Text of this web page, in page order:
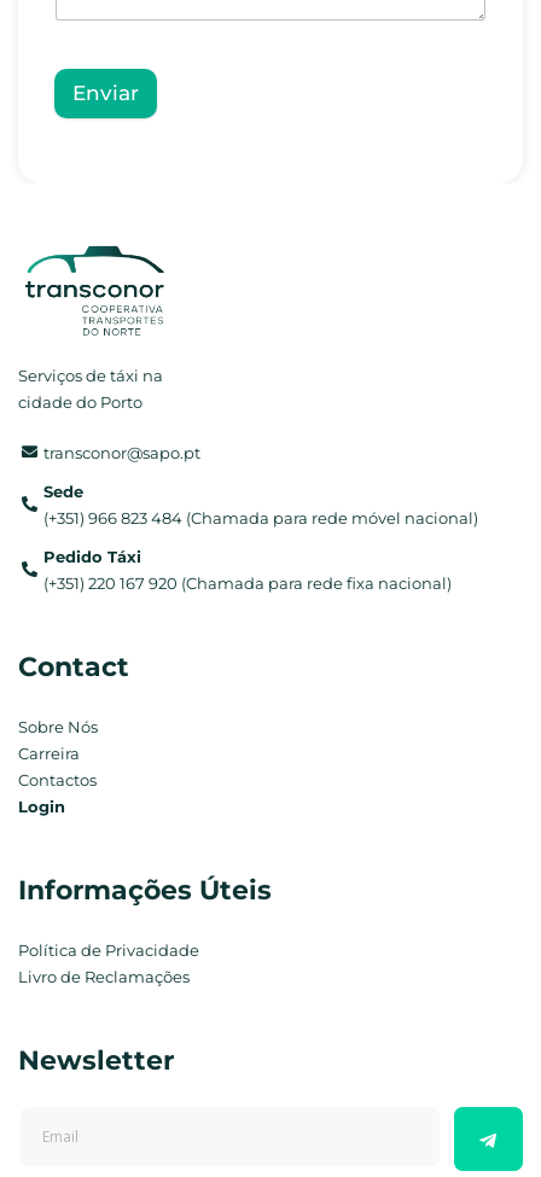
Enviar
Serviços de táxi na
cidade do Porto
transconor@sapo.pt
Sede
(+351) 966 823 484 (Chamada para rede móvel nacional)
Pedido Táxi
(+351) 220 167 920 (Chamada para rede fixa nacional)
Contact
Sobre Nós
Carreira
Contactos
Login
Informações Úteis
Política de Privacidade
Livro de Reclamações
Newsletter